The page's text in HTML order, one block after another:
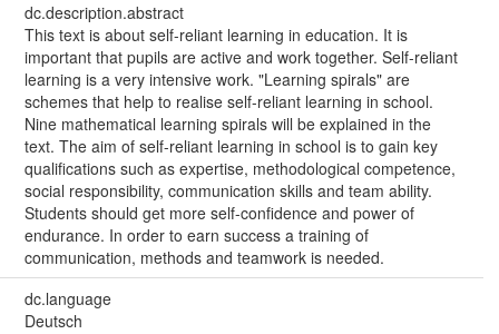
dc.description.abstract
This text is about self-reliant learning in education. It is
important that pupils are active and work together. Self-reliant
learning is a very intensive work. "Learning spirals" are
schemes that help to realise self-reliant learning in school.
Nine mathematical learning spirals will be explained in the
text. The aim of self-reliant learning in school is to gain key
qualifications such as expertise, methodological competence,
social responsibility, communication skills and team ability.
Students should get more self-confidence and power of
endurance. In order to earn success a training of
communication, methods and teamwork is needed.
dc.language
Deutsch